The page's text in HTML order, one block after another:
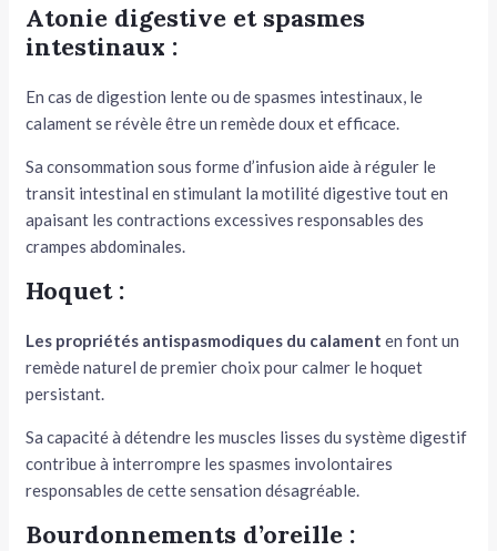
Atonie digestive et spasmes
intestinaux :
En cas de digestion lente ou de spasmes intestinaux, le
calament se révèle être un remède doux et efficace.
Sa consommation sous forme d’infusion aide à réguler le
transit intestinal en stimulant la motilité digestive tout en
apaisant les contractions excessives responsables des
crampes abdominales.
Hoquet :
Les propriétés antispasmodiques du calament en font un
remède naturel de premier choix pour calmer le hoquet
persistant.
Sa capacité à détendre les muscles lisses du système digestif
contribue à interrompre les spasmes involontaires
responsables de cette sensation désagréable.
Bourdonnements d’oreille :